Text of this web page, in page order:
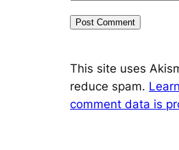
This site uses
reduce spam.
comment data is